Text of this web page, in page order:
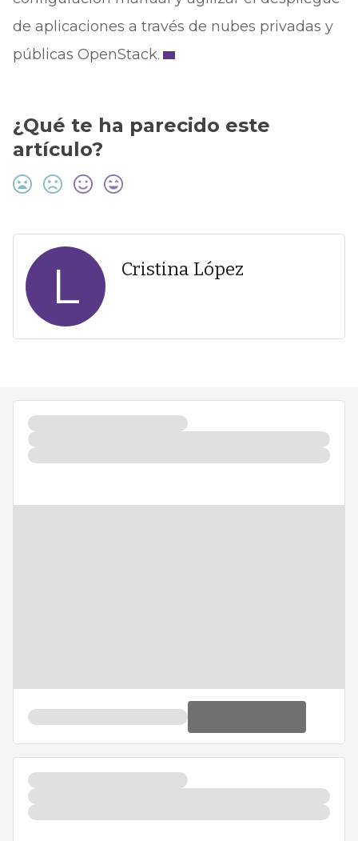
de aplicaciones a través de nubes privadas y
públicas OpenStack.
¿Qué te ha parecido este
artículo?
L Cristina López